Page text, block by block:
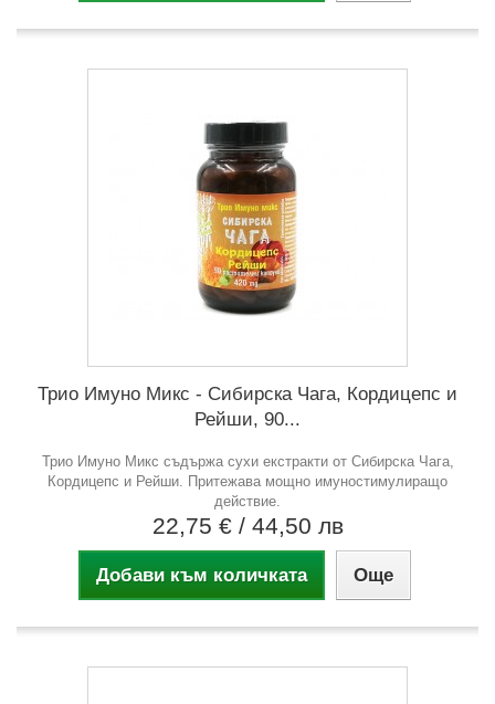
Трио Имуно Микс - Сибирска Чага, Кордицепс и
Рейши, 90...
Трио Имуно Микс съдържа сухи екстракти от Сибирска Чага,
Кордицепс и Рейши. Притежава мощно имуностимулиращо
действие.
22,75 € / 44,50 лв
Добави към количката Още